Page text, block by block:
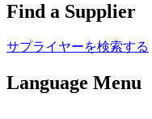
Find a Supplier
サプライヤーを検索する
Language Menu